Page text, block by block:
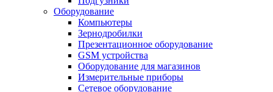
Оборудование
Компьютеры
Зернодробилки
Презентационное оборудование
GSM устройства
Оборудование для магазинов
Измерительные приборы
Сетевое оборудование